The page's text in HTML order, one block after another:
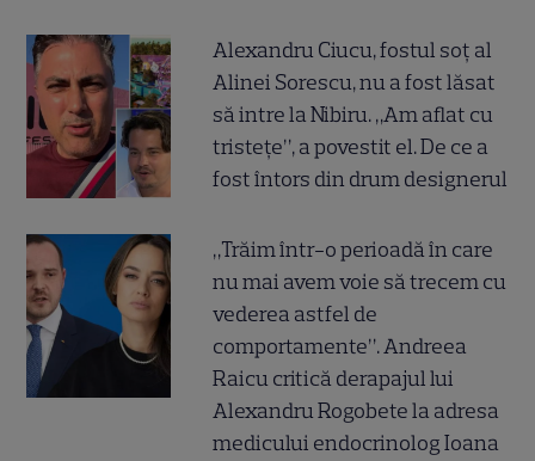
Alexandru Ciucu, fostul soț al
Alinei Sorescu, nu a fost lăsat
să intre la Nibiru. „Am aflat cu
tristețe”, a povestit el. De ce a
fost întors din drum designerul
„Trăim într-o perioadă în care
nu mai avem voie să trecem cu
vederea astfel de
comportamente”. Andreea
Raicu critică derapajul lui
Alexandru Rogobete la adresa
medicului endocrinolog Ioana